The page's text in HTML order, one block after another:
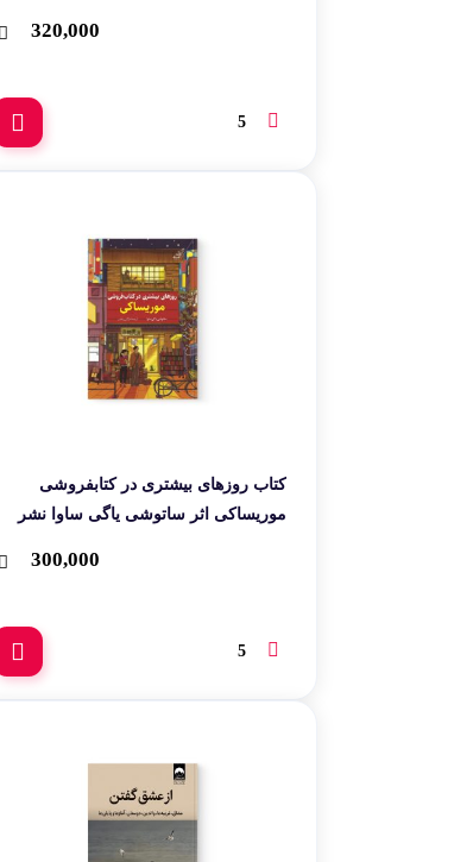
320,000
5
کتاب روزهای بیشتری در کتابفروشی
موریساکی اثر ساتوشی یاگی ساوا نشر
300,000
5